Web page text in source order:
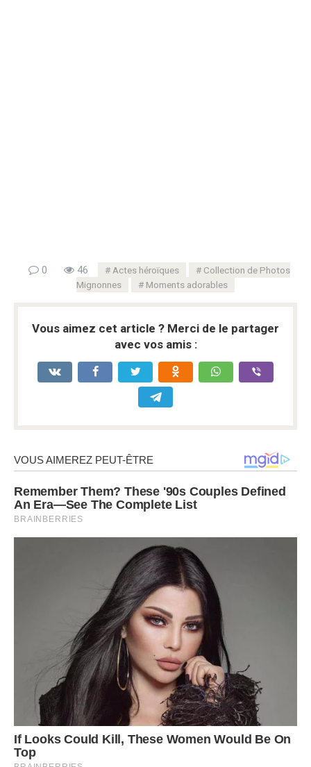
0 46 Actes héroïques
Collection de Photos
Mignonnes
Moments adorables
Vous aimez cet article ? Merci de le partager
avec vos amis :